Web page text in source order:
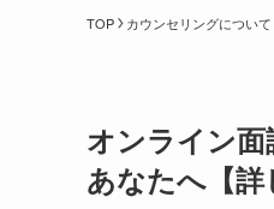
TOP カウンセリングについて
オンライン
あなたへ【詳